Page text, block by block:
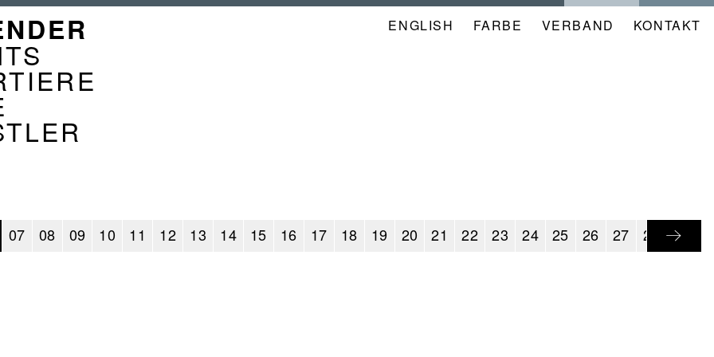
ENGLISH FARBE NAVIGATION
VERBAND KONTAKT
07 08 09 10 11 12 13 14 15 16 17 18 19 20 21 22 23 24 25 26 27 28 29